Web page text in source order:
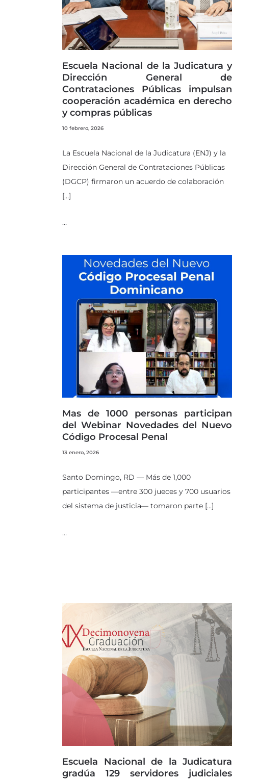
Escuela Nacional de la Judicatura y
Dirección General de
Contrataciones Públicas impulsan
cooperación académica en derecho
y compras públicas
10 febrero, 2026
La Escuela Nacional de la Judicatura (ENJ) y la
Dirección General de Contrataciones Públicas
(DGCP) firmaron un acuerdo de colaboración
[…]
…
Mas de 1000 personas participan
del Webinar Novedades del Nuevo
Código Procesal Penal
13 enero, 2026
Santo Domingo, RD — Más de 1,000
participantes —entre 300 jueces y 700 usuarios
del sistema de justicia— tomaron parte […]
…
Escuela Nacional de la Judicatura
gradúa 129 servidores judiciales